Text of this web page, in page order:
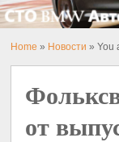
Home » Новости » You
от